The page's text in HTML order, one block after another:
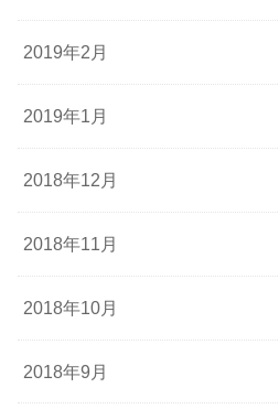
2019年2月
2019年1月
2018年12月
2018年11月
2018年10月
2018年9月